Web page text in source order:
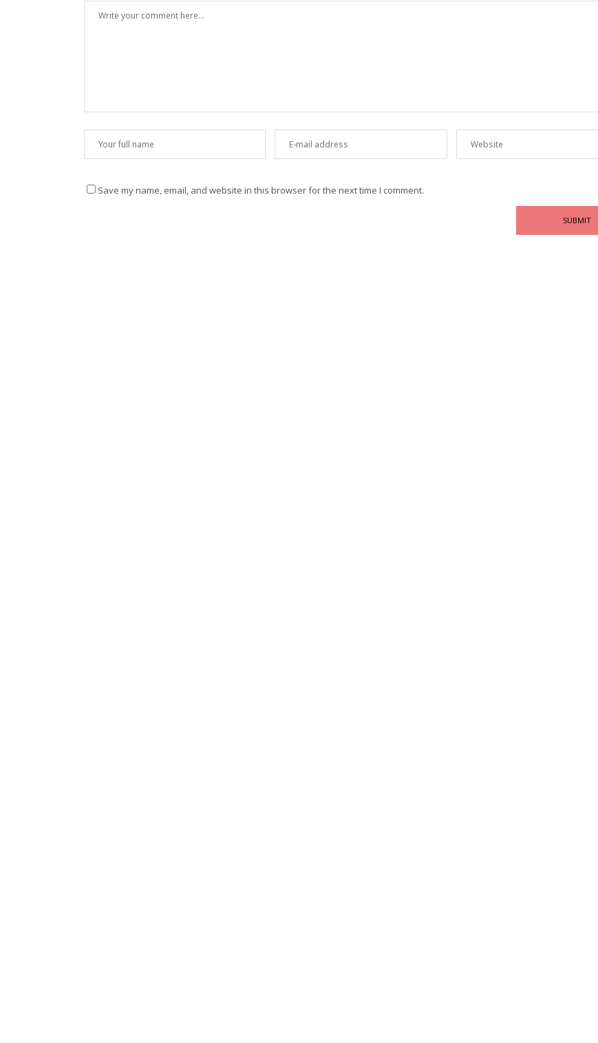
Save my name, email, and website in this browser for the next time I comment.